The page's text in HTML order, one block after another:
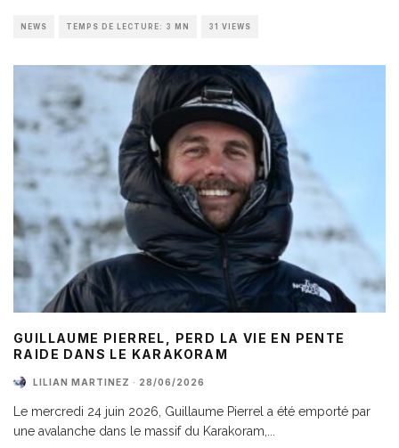
NEWS TEMPS DE LECTURE: 3 MN 31 VIEWS
GUILLAUME PIERREL, PERD LA VIE EN PENTE
RAIDE DANS LE KARAKORAM
LILIAN MARTINEZ · 28/06/2026
Le mercredi 24 juin 2026, Guillaume Pierrel a été emporté par
une avalanche dans le massif du Karakoram,...